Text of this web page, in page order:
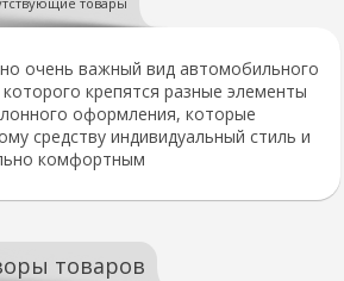
очень важный вид автомобильного
крепятся разные элементы
оформления, которые
средству индивидуальный стиль и
комфортным
товаров